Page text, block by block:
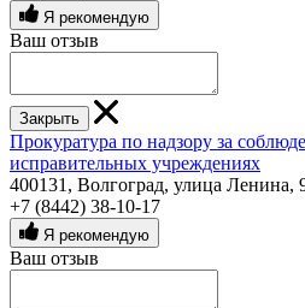
Я рекомендую
Ваш отзыв
Закрыть
Прокуратура по надзору за
исправительных учреждениях
400131, Волгоград, улица Ленина,
+7 (8442) 38-10-17
Я рекомендую
Ваш отзыв